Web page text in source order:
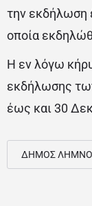
την εκδήλωση
οποία
Η εν λόγω
εκδήλωσης
έως και 30
ΔΗΜΟΣ